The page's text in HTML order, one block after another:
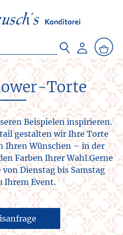
Torte
Beispielen inspirieren.
gestalten wir Ihre Torte
Ihren Wünschen – in der
Farben Ihrer Wahl.Gerne
Dienstag bis Samstag
Ihrem Event.